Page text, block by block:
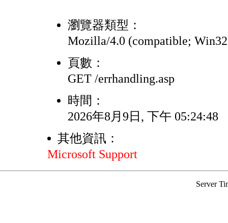
瀏覽器類型：
Mozilla/4.0 (compatible;
頁數：
GET /errhandling.asp
時間：
2026年8月9日, 下午 05:24:48
其他資訊：
Microsoft Support
Server